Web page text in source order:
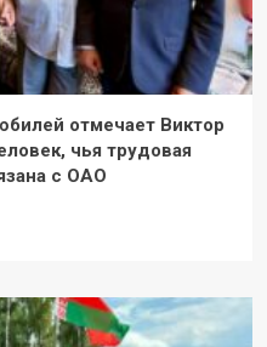
отмечает Виктор
чья трудовая
с ОАО